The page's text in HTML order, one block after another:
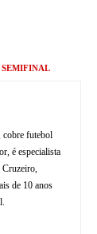
SEMIFINAL
cobre futebol
é especialista
Cruzeiro,
de 10 anos